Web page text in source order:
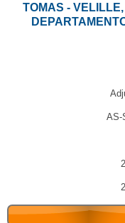
TOMAS -
AS-